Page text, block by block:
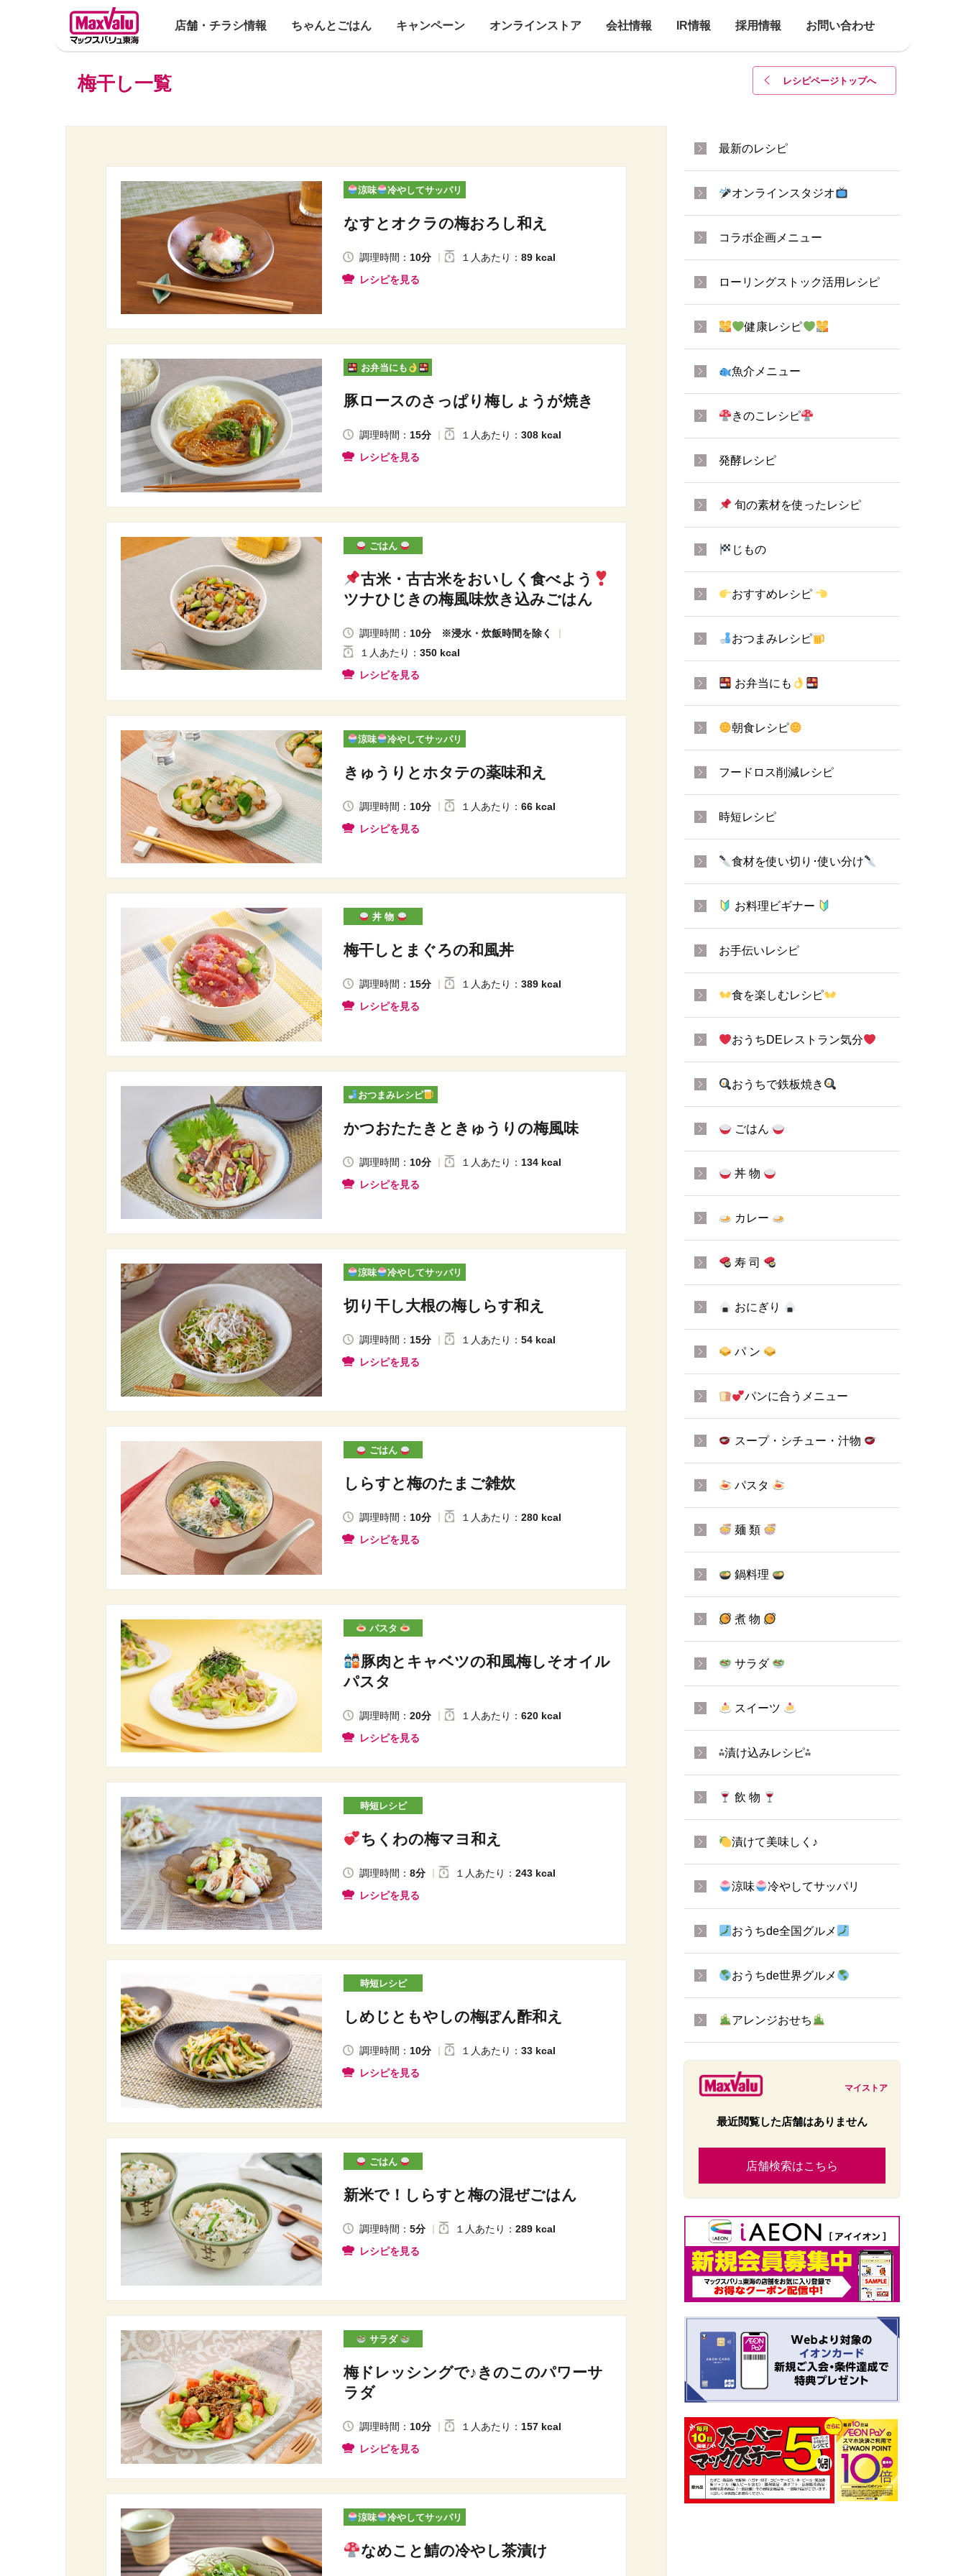
店舗・チラシ情報 ちゃんとごはん キャンペーン オンラインストア 会社情報 IR情報 採用情報 お問い合わせ
梅干し一覧 レシピページトップへ
涼味 冷やしてサッパリ
なすとオクラの梅おろし和え
調理時間： 10分 １人 あたり ： 89 kcal
レシピを見る
お弁当にも
豚ロースのさっぱり梅しょうが焼き
調理時間： 15分 １人あたり ： 308 kcal
レシピを見る
ごはん
古米・古古米をおいしく食べよう
ツナひじきの梅風味炊き込みごはん
調理時間： 10分 ※浸水・炊飯時間を除く
１人 あたり ： 350 kcal
レシピを見る
涼味 冷やしてサッパリ
きゅうりとホタテの薬味和え
調理時間： 10分 １人 あたり ： 66 kcal
レシピを見る
丼 物
梅干しとまぐろの和風丼
調理時間： 15分 １人 あたり ： 389 kcal
レシピを見る
おつまみレシピ
かつおたたきときゅうりの梅風味
調理時間： 10分 １人 あたり ： 134 kcal
レシピを見る
涼味 冷やしてサッパリ
切り干し大根の梅しらす和え
調理時間： 15分 １人 あたり ： 54 kcal
レシピを見る
ごはん
しらすと梅のたまご雑炊
調理時間： 10分 １人あたり ： 280 kcal
レシピを見る
パスタ
豚肉とキャベツの和風梅しそオイル
パスタ
調理時間： 20分 １人 あたり ： 620 kcal
レシピを見る
時短レシピ
ちくわの梅マヨ和え
調理時間： 8分 １人 あたり ： 243 kcal
レシピを見る
時短レシピ
しめじともやしの梅ぽん酢和え
調理時間： 10分 １人あたり ： 33 kcal
レシピを見る
ごはん
新米で！しらすと梅の混ぜごはん
調理時間： 5分 １人 あたり ： 289 kcal
レシピを見る
サラダ
梅ドレッシングで♪きのこのパワーサ
ラダ
調理時間： 10分 １人 あたり ： 157 kcal
レシピを見る
涼味 冷やしてサッパリ
なめこと鯖の冷やし茶漬け
最新のレシピ
オンラインスタジオ
コラボ企画メニュー
ローリングストック活用レシピ
健康レシピ
魚介メニュー
きのこレシピ
発酵レシピ
旬の素材を使ったレシピ
じもの
おすすめレシピ
おつまみレシピ
お弁当にも
朝食レシピ
フードロス削減レシピ
時短レシピ
食材を使い切り･使い分け
お料理ビギナー
お手伝いレシピ
食を楽しむレシピ
おうちDEレストラン気分
おうちで鉄板焼き
ごはん
丼 物
カレー
寿 司
おにぎり
パ ン
パンに合うメニュー
スープ・シチュー・汁物
パスタ
麺 類
鍋料理
煮 物
サラダ
スイーツ
⁂漬け込みレシピ⁂
飲 物
漬けて美味しく♪
涼味 冷やしてサッパリ
おうちde全国グルメ
おうちde世界グルメ
アレンジおせち
マイストア
最近閲覧した店舗はありません
店舗検索はこちら